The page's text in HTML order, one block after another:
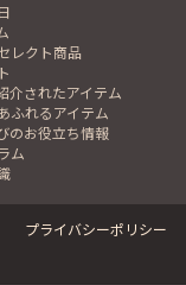
レクト商品
介されたアイテム
ふれるアイテム
のお役立ち情報
ム
プライバシーポリシー